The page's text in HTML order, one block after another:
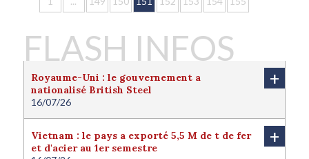
FLASH INFOS
Royaume-Uni : le gouvernement a
nationalisé British Steel
16/07/26
+
Le Royaume-Uni a nationalisé British Steel afin de
protéger l'avenir de la filière sidérurgique locale.
Londres juge cette nationalisation nécessaire pour
protéger l'intérêt national du pays. Le
Vietnam : le pays a exporté 5,5 M de t de fer
et d'acier au 1er semestre
+